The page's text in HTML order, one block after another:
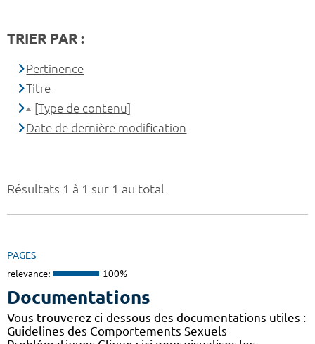
Résultats 1 à 1 sur 1 au total
PAGES
relevance: 100%
Documentations
Vous trouverez ci-dessous des documentations utiles :
Guidelines des Comportements Sexuels
TRIER PAR :
Pertinence
Titre
[Type de contenu]
Date de dernière modification